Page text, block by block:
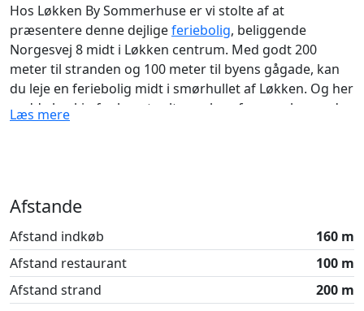
Hos Løkken By Sommerhuse er vi stolte af at
præsentere denne dejligeferiebolig, beliggende
Norgesvej 8 midt i Løkken centrum. Med godt 200
meter til stranden og 100 meter til byens gågade, kan
du leje en feriebolig midt i smørhullet af Løkken. Og her
endda havkig fra husets altaner, hvorfra man kan nyde
solnedgangen.
dette skønne sommerhus. Fra husets første sal kan du
nyde et view over byens leben fra en af de to små
altaner, som du kan tilgå fra soverummene. I stueplan
finder en stor og forholdsvis ugeneret terrasse med
mulighed for masser af solbadning og grillhygge.
Læs mere
Afstande
Afstand indkøb
160 m
Afstand restaurant
100 m
Afstand strand
200 m